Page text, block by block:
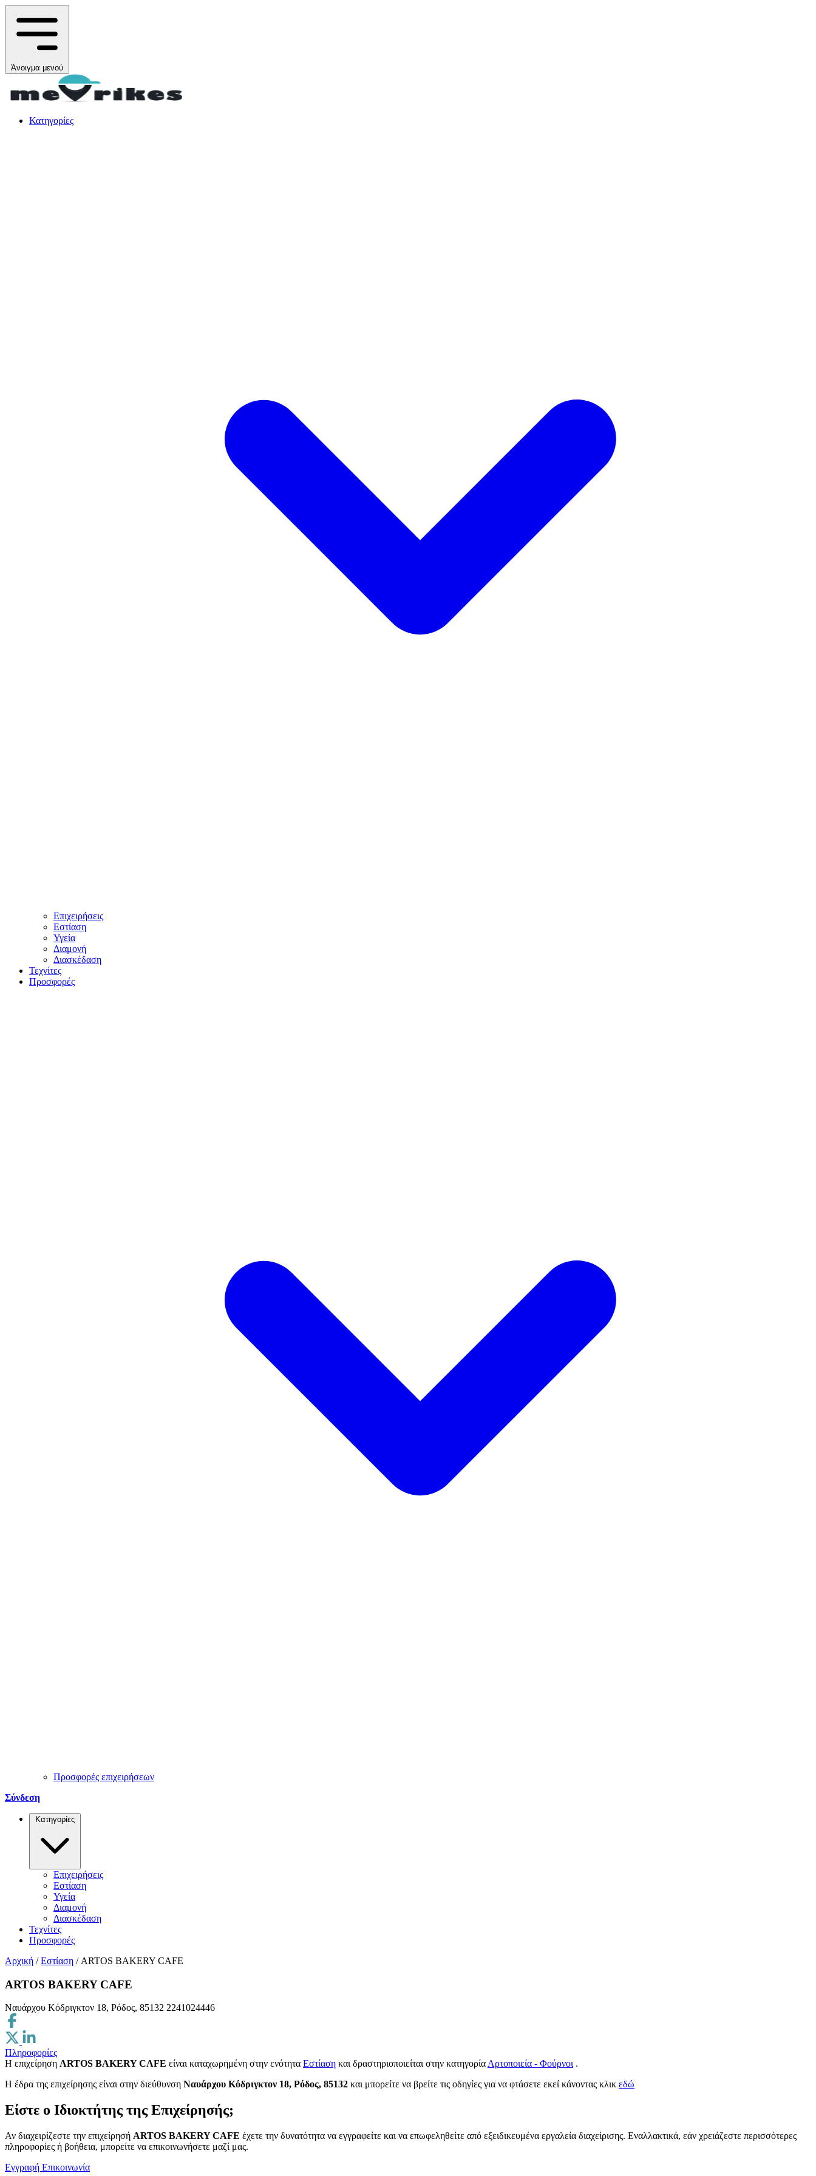
Άνοιγμα μενού
Κατηγορίες
Επιχειρήσεις
Εστίαση
Υγεία
Διαμονή
Διασκέδαση
Τεχνίτες
Προσφορές
Προσφορές επιχειρήσεων
Σύνδεση
Κατηγορίες
Επιχειρήσεις
Εστίαση
Υγεία
Διαμονή
Διασκέδαση
Τεχνίτες
Προσφορές
Αρχική / Εστίαση / ARTOS BAKERY CAFE
ARTOS BAKERY CAFE
Ναυάρχου Κόδριγκτον 18, Ρόδος, 85132 2241024446
Πληροφορίες
Η επιχείρηση ARTOS BAKERY CAFE είναι καταχωρημένη στην ενότητα Εστίαση και δραστηριοποιείται στην κατηγορίαΑρτοποιεία - Φούρνοι .
H έδρα της επιχείρησης είναι στην διεύθυνση Ναυάρχου Κόδριγκτον 18, Ρόδος, 85132 και μπορείτε να βρείτε τις οδηγίες για να φτάσετε εκεί κάνοντας κλικ εδώ
Είστε ο Ιδιοκτήτης της Επιχείρησής;
Αν διαχειρίζεστε την επιχείρησή ARTOS BAKERY CAFE έχετε την δυνατότητα να εγγραφείτε και να επωφεληθείτε από εξειδικευμένα εργαλεία διαχείρισης. Εναλλακτικά, εάν χρειάζεστε περισσότερες
πληροφορίες ή βοήθεια, μπορείτε να επικοινωνήσετε μαζί μας.
Εγγραφή Επικοινωνία